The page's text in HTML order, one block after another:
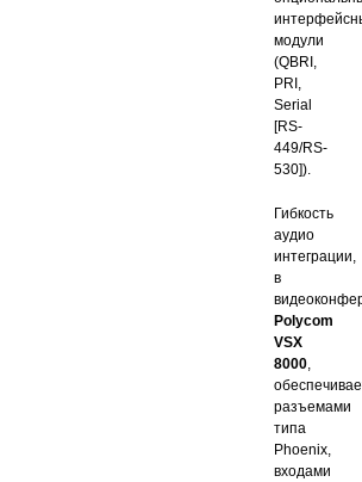
модули
(QBRI,
PRI,
Serial
[RS-
449/RS-
530]).
Гибкость
аудио
интеграции,
в
Polycom
VSX
8000,
разъемами
типа
Phoenix,
входами